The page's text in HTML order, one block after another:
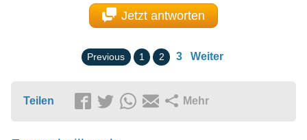
Jetzt antworten
Previous 1 2 3 Weiter
Teilen Mehr